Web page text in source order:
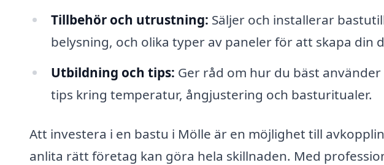
Tillbehör och utrustning: Säljer och installerar
belysning, och olika typer av paneler för att skapa din
Utbildning och tips: Ger råd om hur du bäst
tips kring temperatur, ångjustering och basturitualer.
Att investera i en bastu i Mölle är en möjlighet till
anlita rätt företag kan göra hela skillnaden. Med